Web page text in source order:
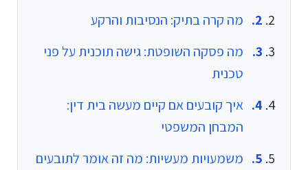
מה קרה בתיק: הנסיבות והרקע
מה פסקה השופטת: גישה תוכנית על פני
טכנית
איך קובעים אם קיים מעשה בית דין:
המבחן המשפטי
משמעויות מעשיות: מה זה אומר לתובעים